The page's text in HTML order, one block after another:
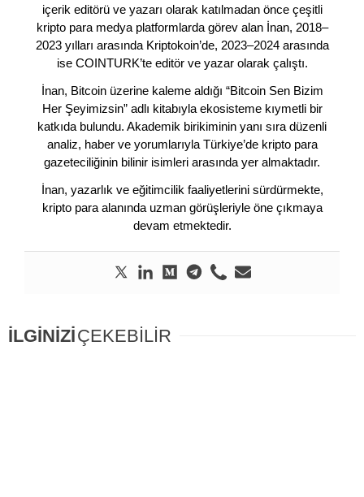
içerik editörü ve yazarı olarak katılmadan önce çeşitli
kripto para medya platformlarda görev alan İnan, 2018–
2023 yılları arasında Kriptokoin’de, 2023–2024 arasında
ise COINTURK’te editör ve yazar olarak çalıştı.
İnan, Bitcoin üzerine kaleme aldığı “Bitcoin Sen Bizim
Her Şeyimizsin” adlı kitabıyla ekosisteme kıymetli bir
katkıda bulundu. Akademik birikiminin yanı sıra düzenli
analiz, haber ve yorumlarıyla Türkiye’de kripto para
gazeteciliğinin bilinir isimleri arasında yer almaktadır.
İnan, yazarlık ve eğitimcilik faaliyetlerini sürdürmekte,
kripto para alanında uzman görüşleriyle öne çıkmaya
devam etmektedir.
İLGİNİZİÇEKEBİLİR